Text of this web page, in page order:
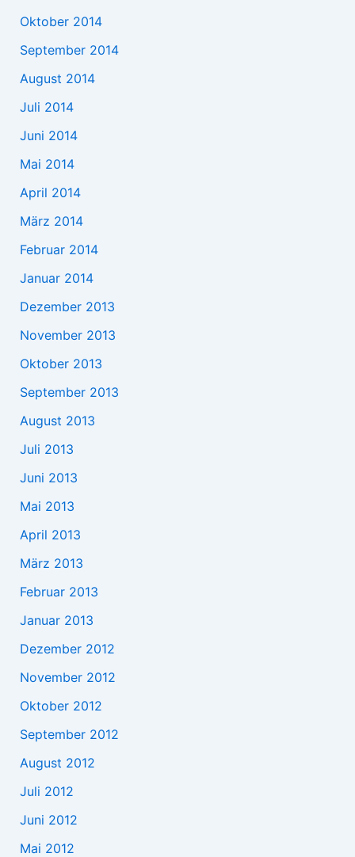
Oktober 2014
September 2014
August 2014
Juli 2014
Juni 2014
Mai 2014
April 2014
März 2014
Februar 2014
Januar 2014
Dezember 2013
November 2013
Oktober 2013
September 2013
August 2013
Juli 2013
Juni 2013
Mai 2013
April 2013
März 2013
Februar 2013
Januar 2013
Dezember 2012
November 2012
Oktober 2012
September 2012
August 2012
Juli 2012
Juni 2012
Mai 2012